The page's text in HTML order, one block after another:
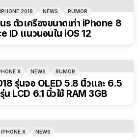
IPHONE 2018 NEWS RUMOR
ตัวเครื่องขนาดเท่า iPhone 8
ID แนวนอนใน iOS 12
X NEWS RUMOR
รุ่นจอ OLED 5.8 นิ้วและ 6.5
น LCD 6.1 นิ้วใช้ RAM 3GB
IPHONE X NEWS